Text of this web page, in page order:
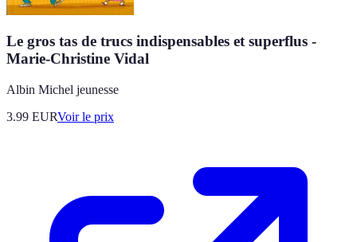
Le gros tas de trucs indispensables et superflus -
Marie-Christine Vidal
Albin Michel jeunesse
3.99 EURVoir le prix